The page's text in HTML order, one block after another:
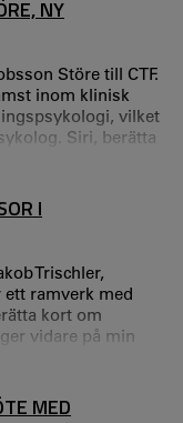
NY
Störe till CTF.
inom klinisk
vilket
Siri, berätta
mina sju år på
psykologi.
I
Trischler,
ramverk med
kort om
vidare på min
av konkreta
MED